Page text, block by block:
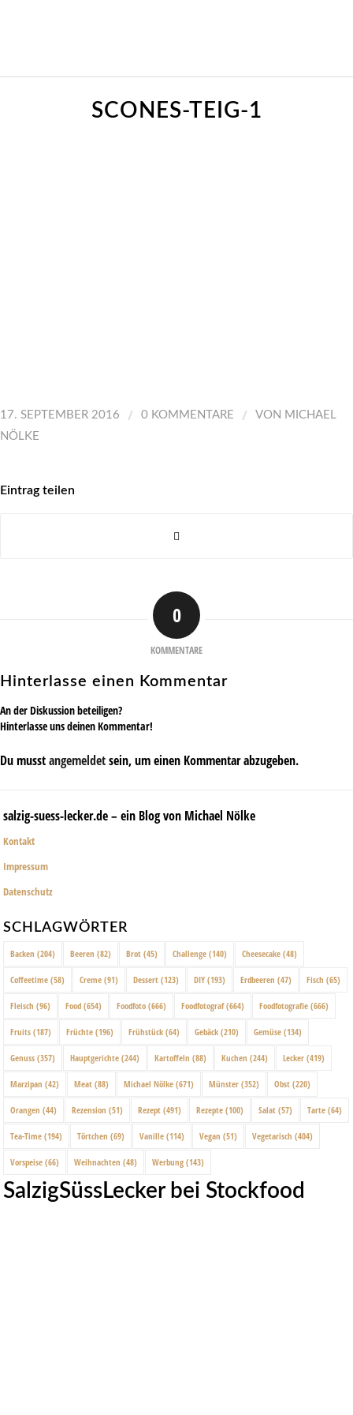
SCONES-TEIG-1
17. SEPTEMBER 2016 / 0 KOMMENTARE / VON MICHAEL
NÖLKE
Eintrag teilen
0
KOMMENTARE
Hinterlasse einen Kommentar
An der Diskussion beteiligen?
Hinterlasse uns deinen Kommentar!
Du musstangemeldetsein, um einen Kommentar abzugeben.
salzig-suess-lecker.de – ein Blog von Michael Nölke
Kontakt
Impressum
Datenschutz
SCHLAGWÖRTER
Backen (204) Beeren (82) Brot (45) Challenge (140) Cheesecake (48)
Coffeetime (58) Creme (91) Dessert (123) DIY (193) Erdbeeren (47) Fisch (65)
Fleisch (96) Food (654) Foodfoto (666) Foodfotograf(664) Foodfotografie (666)
Fruits (187) Früchte (196) Frühstück (64) Gebäck (210) Gemüse (134)
Genuss (357) Hauptgerichte (244) Kartoffeln (88) Kuchen (244) Lecker (419)
Marzipan (42) Meat (88) Michael Nölke (671) Münster (352) Obst (220)
Orangen (44) Rezension (51) Rezept (491) Rezepte (100) Salat (57) Tarte (64)
Tea-Time (194) Törtchen (69) Vanille (114) Vegan (51) Vegetarisch (404)
Vorspeise (66) Weihnachten (48) Werbung (143)
SalzigSüssLecker bei Stockfood